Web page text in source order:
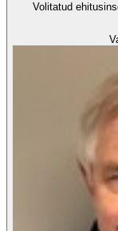
Volitatud